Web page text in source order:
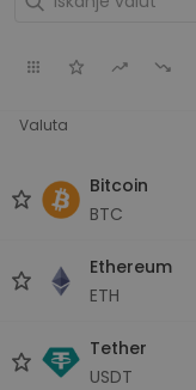
Valuta
Bitcoin
BTC
Ethereum
ETH
Tether
USDT